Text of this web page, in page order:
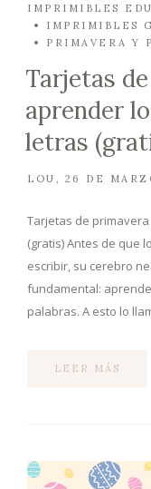
IMPRIMIBLES
IMPRIMIBLES
PRIMAVERA Y
Tarjetas
aprender
letras
LOU 26 DE
Tarjetas de
(gratis) Antes de que
escribir, su cerebro
fundamental:
palabras. A esto lo
LEER MÁS